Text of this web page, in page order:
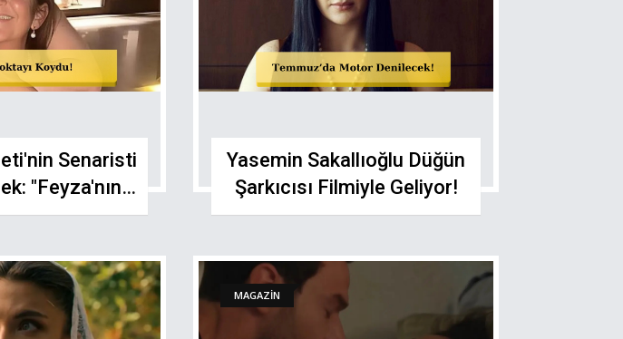
Senaristi
"Feyza'nın
Değil!"
Yasemin Sakallıoğlu Düğün
Şarkıcısı Filmiyle Geliyоr!
MAGAZİN